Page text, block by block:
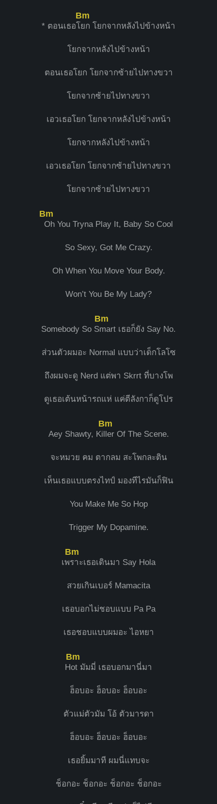
* ตอนเธอโ
Bm
ยก โยกจากหลังไปข้างหน้า
โยกจากหลังไปข้างหน้า
ตอนเธอโยก โยกจากซ้ายไปทางขวา
โยกจากซ้ายไปทางขวา
เอวเธอโยก โยกจากหลังไปข้างหน้า
โยกจากหลังไปข้างหน้า
เอวเธอโยก โยกจากซ้ายไปทางขวา
โยกจากซ้ายไปทางขวา
Bm
Oh You Tryna Play It, Baby So Cool
So Sexy, Got Me Crazy.
Oh When You Move Your Body.
Won’t You Be My Lady?
Somebody So S
Bm
mart เธอก็ยัง Say No.
ส่วนตัวผมอะ Normal แบบว่าเด็กโลโซ
ถึงผมจะดู Nerd แต่พา Skrrt ที่บางโพ
ดูเธอเต้นหน้ารถแห่ แค่ตีลังกาก็ดูโปร
Aey Shawty, Ki
Bm
ller Of The Scene.
จะหมวย คม ตากลม สะโพกละติน
เห็นเธอแบบตรงไทป์ มองทีไรมันก็ฟิน
You Make Me So Hop
Trigger My Dopamine.
เพ
Bm
ราะเธอเดินมา Say Hola
สวยเกินเบอร์ Mamacita
เธอบอกไม่ชอบแบบ Pa Pa
เธอชอบแบบผมอะ ไอหยา
H
Bm
ot มัมมี่ เธอบอกมานี่มา
ฮ็อบอะ ฮ็อบอะ ฮ็อบอะ
ตัวแม่ตัวมัม โอ้ ตัวมารดา
ฮ็อบอะ ฮ็อบอะ ฮ็อบอะ
เธอยิ้มมาที ผมนี่แทบจะ
ช็อกอะ ช็อกอะ ช็อกอะ ช็อกอะ